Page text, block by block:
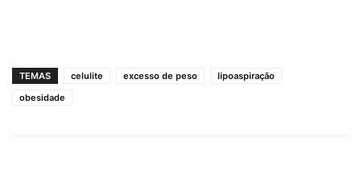
TEMAS celulite excesso de peso
lipoaspiração
obesidade